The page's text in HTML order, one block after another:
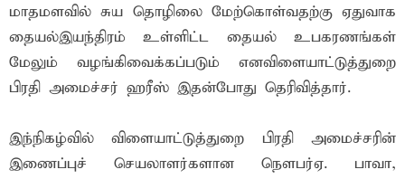
மாதமளவில் சுய தொழிலை மேற்கொள்வதற்கு ஏதுவாக
தையல்இயந்திரம் உள்ளிட்ட தையல் உபகரணங்கள்
மேலும் வழங்கிவைக்கப்படும் எனவிளையாட்டுத்துறை
பிரதி அமைச்சர் ஹரீஸ் இதன்போது தெரிவித்தார்.
இந்நிகழ்வில் விளையாட்டுத்துறை பிரதி அமைச்சரின்
இணைப்புச் செயலாளர்களான நௌபர்ஏ. பாவா,